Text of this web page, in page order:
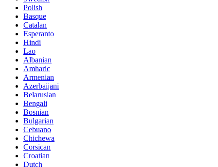
Polish
Basque
Catalan
Esperanto
Hindi
Lao
Albanian
Amharic
Armenian
Azerbaijani
Belarusian
Bengali
Bosnian
Bulgarian
Cebuano
Chichewa
Corsican
Croatian
Dutch